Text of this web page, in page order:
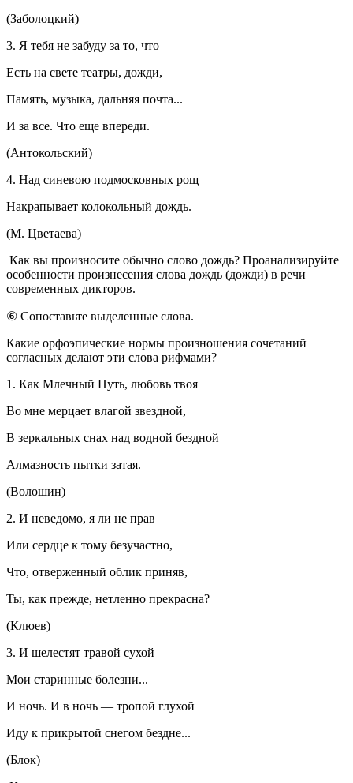
(Заболоцкий)
3. Я тебя не забуду за то, что
Есть на свете театры, дожди,
Память, музыка, дальняя почта...
И за все. Что еще впереди.
(Антокольский)
4. Над синевою подмосковных рощ
Накрапывает колокольный дождь.
(М. Цветаева)
Как вы произносите обычно слово дождь? Проанализируйте
особенности произнесения слова дождь (дожди) в речи
современных дикторов.
⑥ Сопоставьте выделенные слова.
Какие орфоэпические нормы произношения сочетаний
согласных делают эти слова рифмами?
1. Как Млечный Путь, любовь твоя
Во мне мерцает влагой звездной,
В зеркальных снах над водной бездной
Алмазность пытки затая.
(Волошин)
2. И неведомо, я ли не прав
Или сердце к тому безучастно,
Что, отверженный облик приняв,
Ты, как прежде, нетленно прекрасна?
(Клюев)
3. И шелестят травой сухой
Мои старинные болезни...
И ночь. И в ночь — тропой глухой
Иду к прикрытой снегом бездне...
(Блок)